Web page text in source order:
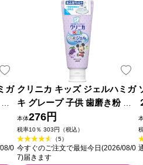
ガ
0
クリニカ キッズ ジェルハミガ
キ グレープ 子供 歯磨き粉 ６
０ｇ ライオン (医薬部外品)
本体276円
税率10％ 303円（税込）
（5）
今すぐのご注文で最短今日(2026/08/0
7)届きます